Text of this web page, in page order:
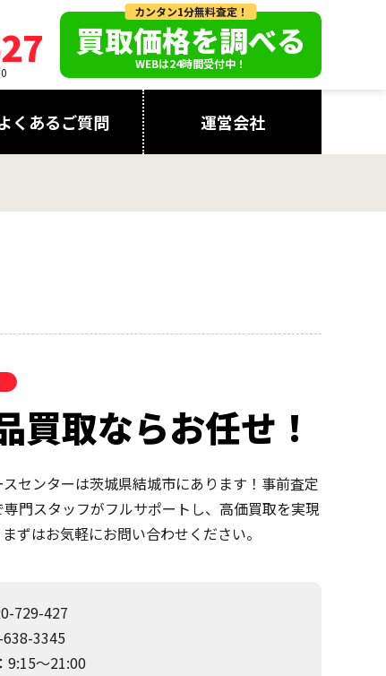
カンタン1分無料査定！
買取価格を調べる
WEBは24時間受付中！
くあるご質問 運営会社
買取ならお任せ！
センターは茨城県結城市にあります！事前査定
門スタッフがフルサポートし、高価買取を実現
ずはお気軽にお問い合わせください。
729-427
638-3345
9:15～21:00